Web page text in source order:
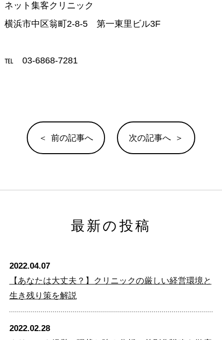
ネット集客クリニック
横浜市中区翁町2-8-5 第一東里ビル3F
℡ 03-6868-7281
前の記事へ 次の記事へ
最新の投稿
2022.04.07
【あなたは大丈夫？】クリニックの厳しい経営環境と
生き残り策を解説
2022.02.28